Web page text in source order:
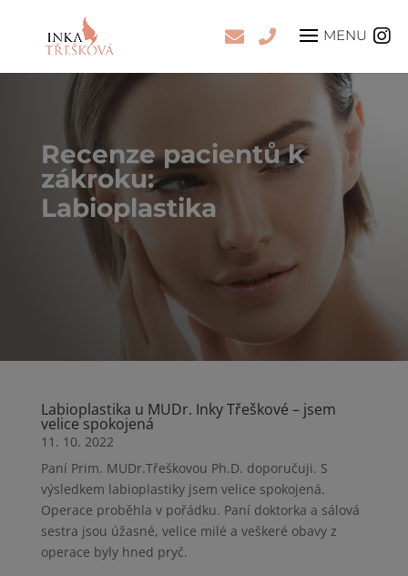
Labioplastika
Labioplastika u MUDr. Inky Třeškové – jsem
velice spokojená
11. 10. 2022
Paní Prim. MUDr.Třeškovou Ph.D. doporučuji. S
výsledkem labioplastiky jsem velice spokojená.
Operace proběhla v pořádku. Paní doktorka a sálová
sestra jsou úžasné, velice milé a veškeré obavy z
operace byly hned pryč.